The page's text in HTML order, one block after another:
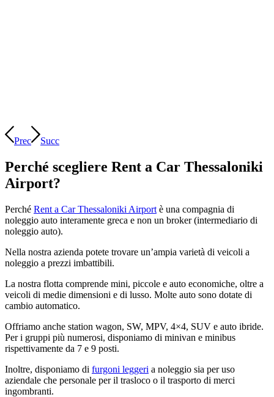
Prec Succ
Perché scegliere Rent a Car Thessaloniki
Airport?
Perché Rent a Car Thessaloniki Airport è una compagnia di
noleggio auto interamente greca e non un broker (intermediario di
noleggio auto).
Nella nostra azienda potete trovare un’ampia varietà di veicoli a
noleggio a prezzi imbattibili.
La nostra flotta comprende mini, piccole e auto economiche, oltre a
veicoli di medie dimensioni e di lusso. Molte auto sono dotate di
cambio automatico.
Offriamo anche station wagon, SW, MPV, 4×4, SUV e auto ibride.
Per i gruppi più numerosi, disponiamo di minivan e minibus
rispettivamente da 7 e 9 posti.
Inoltre, disponiamo di furgoni leggeri a noleggio sia per uso
aziendale che personale per il trasloco o il trasporto di merci
ingombranti.